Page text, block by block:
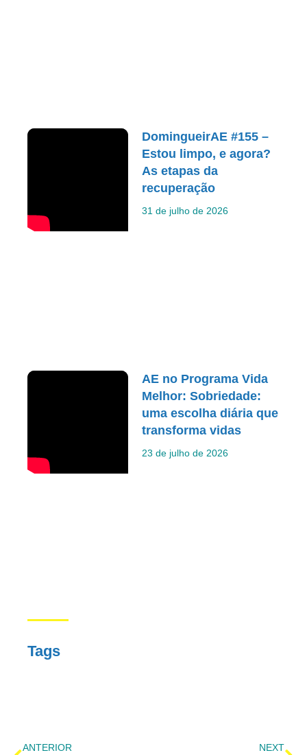
DomingueirAE #155 –
Estou limpo, e agora?
As etapas da
recuperação
31 de julho de 2026
AE no Programa Vida
Melhor: Sobriedade:
uma escolha diária que
transforma vidas
23 de julho de 2026
Tags
ANTERIOR NEXT